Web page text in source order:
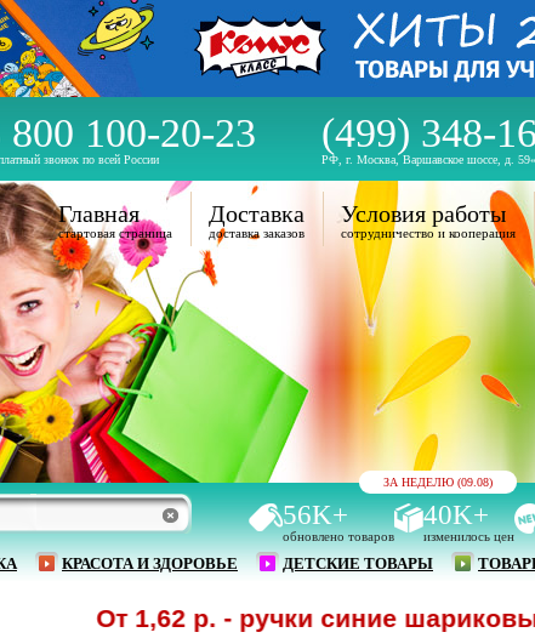
800 100-20-23
звонок по всей России
(499) 348-
РФ, г. Москва, Варшавское шоссе, д.
ЗА НЕДЕЛЮ (09.08)
56K+
обновлено товаров
40K+
изменилось цен
КРАСОТА И ЗДОРОВЬЕ ДЕТСКИЕ ТОВАРЫ
Главная
стартовая страница
Доставка
доставка заказов
Условия работы
сотрудничество и кооперация
1,62 р. - ручки синие шариковые